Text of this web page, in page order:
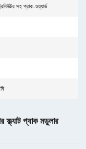
সহ প্রাক-ওয়্যার্ড
ফ্ল্যাট প্যাক মডুলার